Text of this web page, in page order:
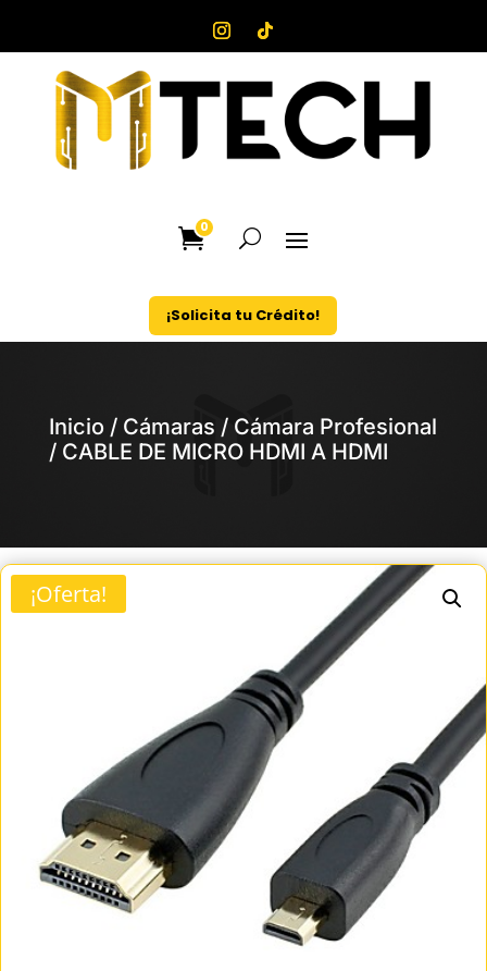
0
¡Solicita tu Crédito!
Inicio/ Cámaras / Cámara Profesional
/ CABLE DE MICRO HDMI A HDMI
¡Oferta!